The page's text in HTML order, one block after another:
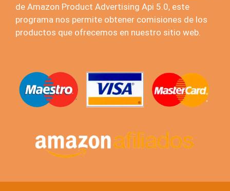
de Amazon Product Advertising Api 5.0, este
programa nos permite obtener comisiones de los
productos que ofrecemos en nuestro sitio web.